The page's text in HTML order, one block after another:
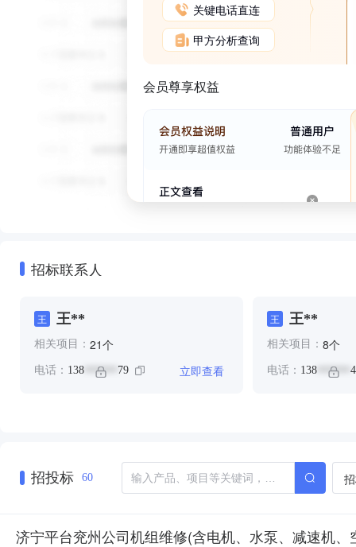
关键电话直连
甲方分析查询
会员尊享权益
招标联系人
王 王**
相关项目： 21个
电话： 138 ****** 79 立即查看
王 王**
相关项目： 8个
电话： 138******
招投标 60
济宁平台兖州公司机组维修(含电机、水泵、减速机、